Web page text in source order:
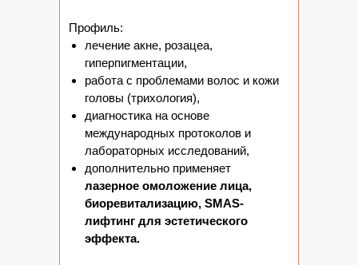
Профиль:
лечение акне, розацеа,
гиперпигментации,
работа с проблемами волос и кожи
головы (трихология),
диагностика на основе
международных протоколов и
лабораторных исследований,
дополнительно применяет
лазерное омоложение лица,
биоревитализацию, SMAS-
лифтинг для эстетического
эффекта.